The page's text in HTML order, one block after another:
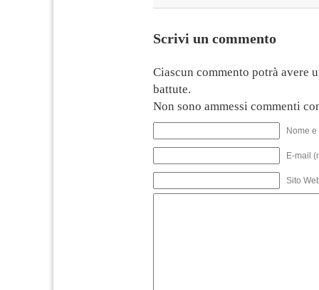
Scrivi un commento
Ciascun commento potrà avere
battute.
Non sono ammessi commenti
Nome
E-mail
Sito